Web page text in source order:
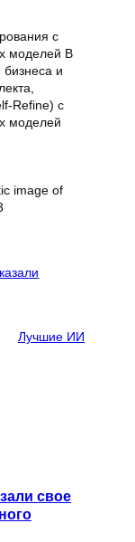
с
моделей В
и
Refine) с
моделей
Лучшие ИИ
свое